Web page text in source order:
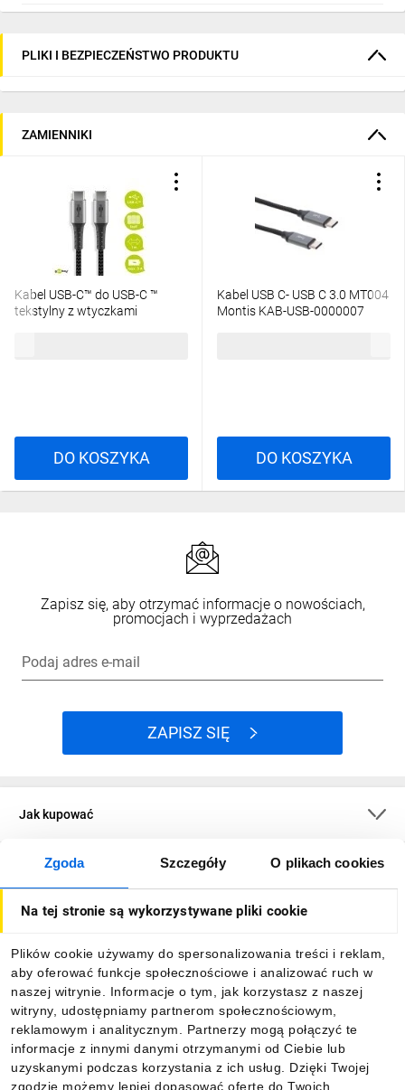
Zgoda Szczegóły O plikach cookies
Na tej stronie są wykorzystywane pliki cookie
Plików cookie używamy do spersonalizowania treści i reklam,
aby oferować funkcje społecznościowe i analizować ruch w
naszej witrynie. Informacje o tym, jak korzystasz z naszej
witryny, udostępniamy partnerom społecznościowym,
reklamowym i analitycznym. Partnerzy mogą połączyć te
informacje z innymi danymi otrzymanymi od Ciebie lub
uzyskanymi podczas korzystania z ich usług. Dzięki Twojej
zgodzie możemy lepiej dopasować ofertę do Twoich
PLIKI I BEZPIECZEŃSTWO PRODUKTU
ZAMIENNIKI
Kabel USB-C™ do USB-C ™
tekstylny z wtyczkami
DO KOSZYKA
Kabel USB C- USB C 3.0 MT004
Montis KAB-USB-0000007
DO KOSZYKA
Zapisz się, aby otrzymać informacje o nowościach,
promocjach i wyprzedażach
Podaj adres e-mail
ZAPISZ SIĘ
Jak kupować
O firmie
Informacje
Pobierz naszą aplikację mobilną: